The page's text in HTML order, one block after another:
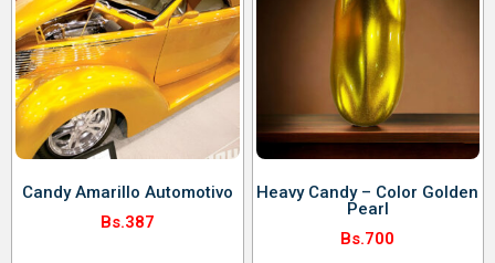
Candy Amarillo Automotivo
Bs.387
Heavy Candy – Color Golden
Pearl
Bs.700